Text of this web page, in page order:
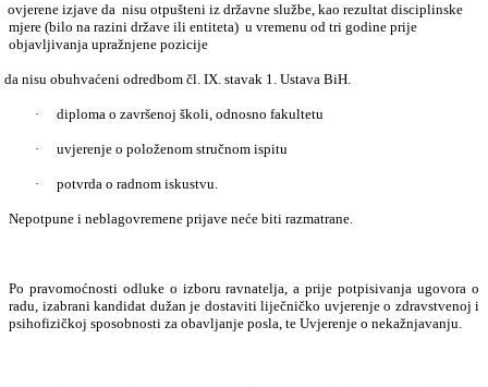
ovjerene izjave da nisu otpušteni iz državne službe, kao rezultat disciplinske
mjere (bilo na razini države ili entiteta) u vremenu od tri godine prije
objavljivanja upražnjene pozicije
da nisu obuhvaćeni odredbom čl. IX. stavak 1. Ustava BiH.
· diploma o završenoj školi, odnosno fakultetu
· uvjerenje o položenom stručnom ispitu
· potvrda o radnom iskustvu.
Nepotpune i neblagovremene prijave neće biti razmatrane.
Po pravomoćnosti odluke o izboru ravnatelja, a prije potpisivanja ugovora o
radu, izabrani kandidat dužan je dostaviti liječničko uvjerenje o zdravstvenoj i
psihofizičkoj sposobnosti za obavljanje posla, te Uvjerenje o nekažnjavanju.